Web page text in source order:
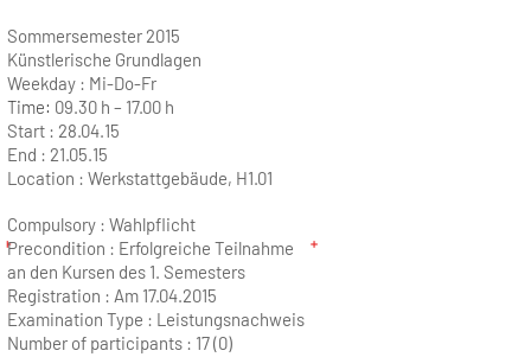
Sommersemester 2015
Künstlerische Grundlagen
Weekday : Mi-Do-Fr
Time: 09.30 h – 17.00 h
Start : 28.04.15
End : 21.05.15
Location : Werkstattgebäude, H1.01
Compulsory : Wahlpflicht
Precondition : Erfolgreiche Teilnahme
an den Kursen des 1. Semesters
Registration : Am 17.04.2015
Examination Type : Leistungsnachweis
Number of participants : 17 (0)